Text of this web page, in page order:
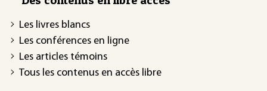
Les livres blancs
Les conférences en ligne
Les articles témoins
Tous les contenus en accès libre